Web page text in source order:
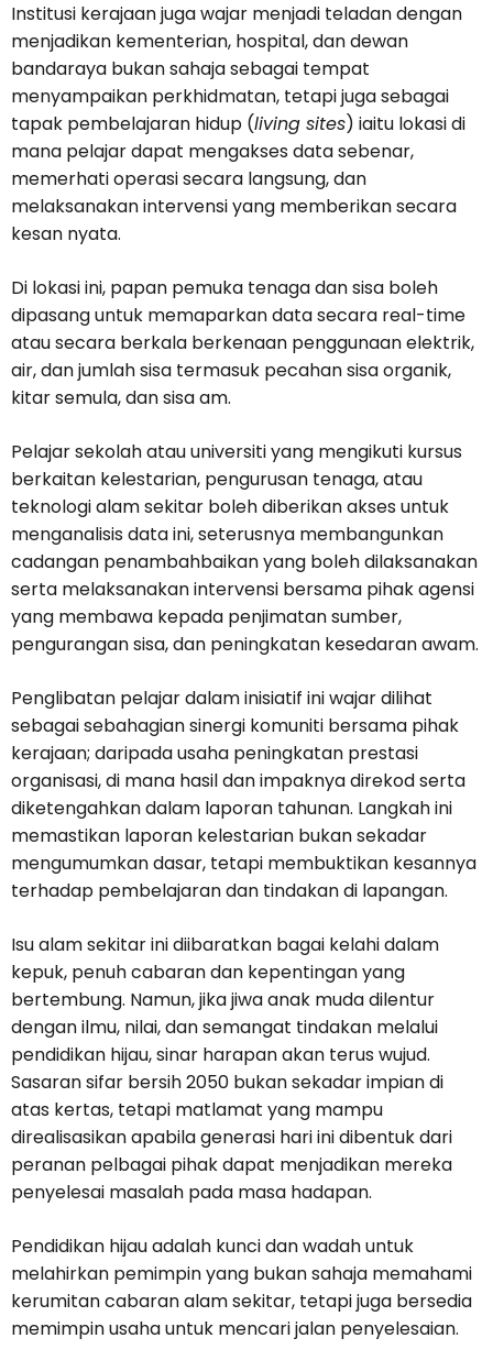
Institusi kerajaan juga wajar menjadi teladan dengan
menjadikan kementerian, hospital, dan dewan
bandaraya bukan sahaja sebagai tempat
menyampaikan perkhidmatan, tetapi juga sebagai
tapak pembelajaran hidup (living sites) iaitu lokasi di
mana pelajar dapat mengakses data sebenar,
memerhati operasi secara langsung, dan
melaksanakan intervensi yang memberikan secara
kesan nyata.
Di lokasi ini, papan pemuka tenaga dan sisa boleh
dipasang untuk memaparkan data secara real-time
atau secara berkala berkenaan penggunaan elektrik,
air, dan jumlah sisa termasuk pecahan sisa organik,
kitar semula, dan sisa am.
Pelajar sekolah atau universiti yang mengikuti kursus
berkaitan kelestarian, pengurusan tenaga, atau
teknologi alam sekitar boleh diberikan akses untuk
menganalisis data ini, seterusnya membangunkan
cadangan penambahbaikan yang boleh dilaksanakan
serta melaksanakan intervensi bersama pihak agensi
yang membawa kepada penjimatan sumber,
pengurangan sisa, dan peningkatan kesedaran awam.
Penglibatan pelajar dalam inisiatif ini wajar dilihat
sebagai sebahagian sinergi komuniti bersama pihak
kerajaan; daripada usaha peningkatan prestasi
organisasi, di mana hasil dan impaknya direkod serta
diketengahkan dalam laporan tahunan. Langkah ini
memastikan laporan kelestarian bukan sekadar
mengumumkan dasar, tetapi membuktikan kesannya
terhadap pembelajaran dan tindakan di lapangan.
Isu alam sekitar ini diibaratkan bagai kelahi dalam
kepuk, penuh cabaran dan kepentingan yang
bertembung. Namun, jika jiwa anak muda dilentur
dengan ilmu, nilai, dan semangat tindakan melalui
pendidikan hijau, sinar harapan akan terus wujud.
Sasaran sifar bersih 2050 bukan sekadar impian di
atas kertas, tetapi matlamat yang mampu
direalisasikan apabila generasi hari ini dibentuk dari
peranan pelbagai pihak dapat menjadikan mereka
penyelesai masalah pada masa hadapan.
Pendidikan hijau adalah kunci dan wadah untuk
melahirkan pemimpin yang bukan sahaja memahami
kerumitan cabaran alam sekitar, tetapi juga bersedia
memimpin usaha untuk mencari jalan penyelesaian.